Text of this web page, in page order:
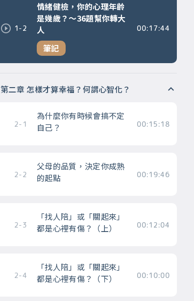
1-2
情緒健檢，你的心理年齡
是幾歲？～36題幫你轉大
人
筆記
00:17:44
第二章 怎樣才算幸福？何謂心智化？
2-1
為什麼你有時候會搞不定
自己？
00:15:18
2-2
父母的品質，決定你成熟
的起點
00:19:46
2-3
「找人陪」或「關起來」
都是心裡有傷？（上）
00:12:04
2-4
「找人陪」或「關起來」
都是心裡有傷？（下）
00:10:00